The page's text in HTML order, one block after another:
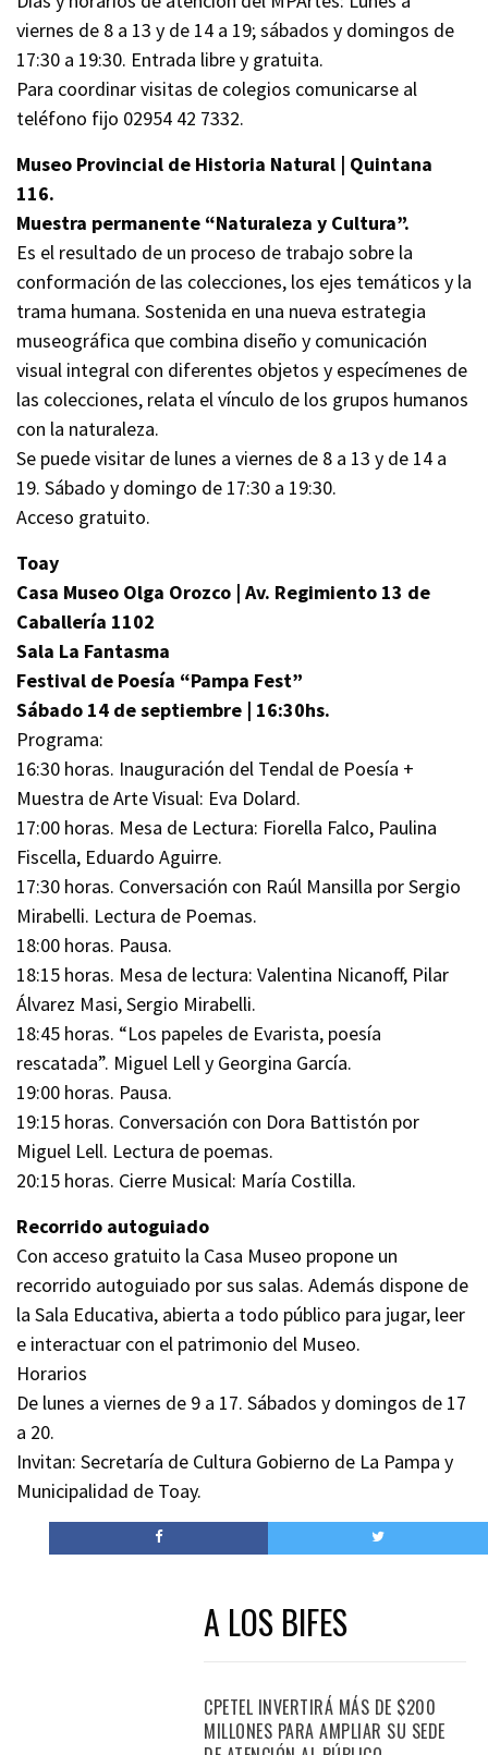
viernes de 8 a 13 y de 14 a 19; sábados y domingos de
17:30 a 19:30. Entrada libre y gratuita.
Para coordinar visitas de colegios comunicarse al
teléfono fijo 02954 42 7332.
Museo Provincial de Historia Natural | Quintana
116.
Muestra permanente “Naturaleza y Cultura”.
Es el resultado de un proceso de trabajo sobre la
conformación de las colecciones, los ejes temáticos y la
trama humana. Sostenida en una nueva estrategia
museográfica que combina diseño y comunicación
visual integral con diferentes objetos y especímenes de
las colecciones, relata el vínculo de los grupos humanos
con la naturaleza.
Se puede visitar de lunes a viernes de 8 a 13 y de 14 a
19. Sábado y domingo de 17:30 a 19:30.
Acceso gratuito.
Toay
Casa Museo Olga Orozco | Av. Regimiento 13 de
Caballería 1102
Sala La Fantasma
Festival de Poesía “Pampa Fest”
Sábado 14 de septiembre | 16:30hs.
Programa:
16:30 horas. Inauguración del Tendal de Poesía +
Muestra de Arte Visual: Eva Dolard.
17:00 horas. Mesa de Lectura: Fiorella Falco, Paulina
Fiscella, Eduardo Aguirre.
17:30 horas. Conversación con Raúl Mansilla por Sergio
Mirabelli. Lectura de Poemas.
18:00 horas. Pausa.
18:15 horas. Mesa de lectura: Valentina Nicanoff, Pilar
Álvarez Masi, Sergio Mirabelli.
18:45 horas. “Los papeles de Evarista, poesía
rescatada”. Miguel Lell y Georgina García.
19:00 horas. Pausa.
19:15 horas. Conversación con Dora Battistón por
Miguel Lell. Lectura de poemas.
20:15 horas. Cierre Musical: María Costilla.
Recorrido autoguiado
Con acceso gratuito la Casa Museo propone un
recorrido autoguiado por sus salas. Además dispone de
la Sala Educativa, abierta a todo público para jugar, leer
e interactuar con el patrimonio del Museo.
Horarios
De lunes a viernes de 9 a 17. Sábados y domingos de 17
a 20.
Invitan: Secretaría de Cultura Gobierno de La Pampa y
Municipalidad de Toay.
A LOS BIFES
CPETEL INVERTIRÁ MÁS DE $200
MILLONES PARA AMPLIAR SU SEDE